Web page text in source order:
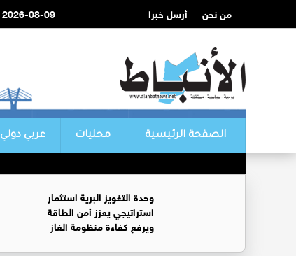
من نحن أرسل خبرا 2026-08-09 - الأحد
الصفحة الرئيسية محليات عربي دولي
وحدة التغويز البرية استثمار
استراتيجي يعزز أمن الطاقة
ويرفع كفاءة منظومة الغاز